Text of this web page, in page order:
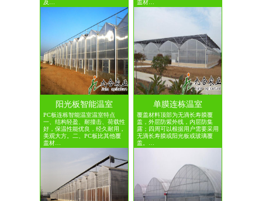
及…
盖材…
阳光板智能温室
PC板连栋智能温室温室特点
一、结构轻盈、耐撞击、荷载性
好，保温性能优良，经久耐用，
美观大方。二、PC板比其他覆
盖材…
单膜连栋温室
覆盖材料顶部为无滴长寿膜覆
盖，外层防紫外线，内层防集
露；四周可以根据用户需要采用
无滴长寿膜或阳光板或玻璃覆
盖。…